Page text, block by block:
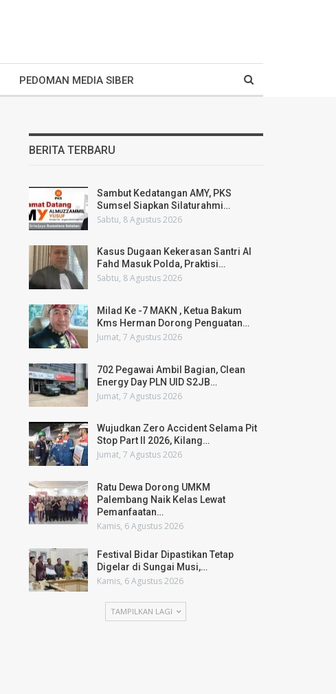
PEDOMAN MEDIA SIBER
BERITA TERBARU
Sambut Kedatangan AMY, PKS
Sumsel Siapkan Silaturahmi…
Sabtu, 8 Agustus 2026
Kasus Dugaan Kekerasan Santri Al
Fahd Masuk Polda, Praktisi…
Sabtu, 8 Agustus 2026
Milad Ke -7 MAKN , Ketua Bakum
Kms Herman Dorong Penguatan…
Jumat, 7 Agustus 2026
702 Pegawai Ambil Bagian, Clean
Energy Day PLN UID S2JB…
Jumat, 7 Agustus 2026
Wujudkan Zero Accident Selama Pit
Stop Part II 2026, Kilang…
Jumat, 7 Agustus 2026
Ratu Dewa Dorong UMKM
Palembang Naik Kelas Lewat
Pemanfaatan…
Kamis, 6 Agustus 2026
Festival Bidar Dipastikan Tetap
Digelar di Sungai Musi,…
Kamis, 6 Agustus 2026
TAMPILKAN LAGI